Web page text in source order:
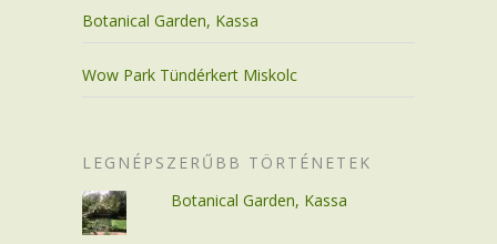
Botanical Garden, Kassa
Wow Park Tündérkert Miskolc
LEGNÉPSZERŰBB TÖRTÉNETEK
Botanical Garden, Kassa